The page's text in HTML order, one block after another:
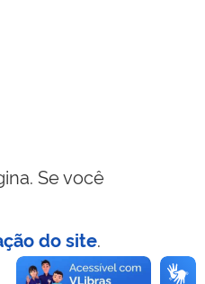
Se você
do site.